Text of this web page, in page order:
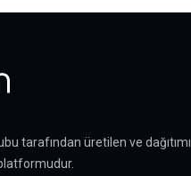
tarafından üretilen ve dağıtımı